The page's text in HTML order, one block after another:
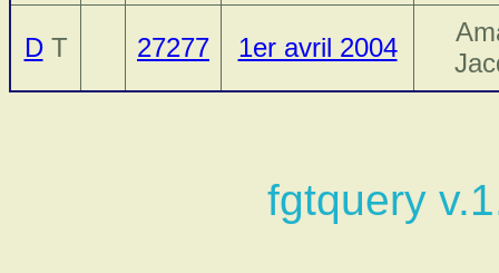
DT 27277 1er avril 2004
fgtquery